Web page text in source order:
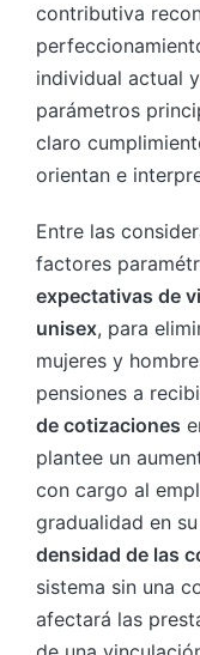
contributiva
individual actual
parámetros
claro
orientan e
Entre las
factores
expectativas de
unisex, para
mujeres y
pensiones a
de cotizaciones
plantee un
con cargo al
gradualidad en
densidad de las
sistema sin una
afectará las